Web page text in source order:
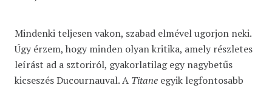
Mindenki teljesen vakon, szabad elmével ugorjon neki.
Úgy érzem, hogy minden olyan kritika, amely részletes
leírást ad a sztoriról, gyakorlatilag egy nagybetűs
kicseszés Ducournauval. A Titane egyik legfontosabb